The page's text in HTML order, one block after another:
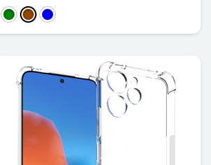
VihreäRuskeaSininen